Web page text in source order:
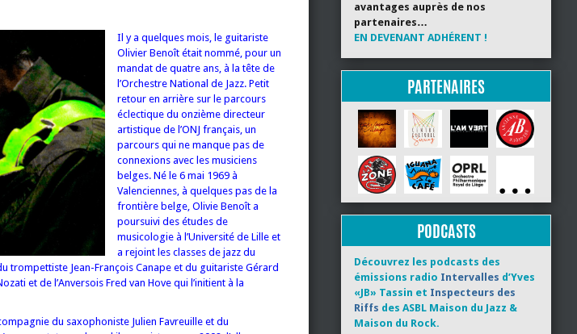
Il y a quelques mois, le guitariste
Olivier Benoît était nommé, pour un
mandat de quatre ans, à la tête de
l’Orchestre National de Jazz. Petit
retour en arrière sur le parcours
éclectique du onzième directeur
artistique de l’ONJ français, un
parcours qui ne manque pas de
connexions avec les musiciens
belges. Né le 6 mai 1969 à
Valenciennes, à quelques pas de la
frontière belge, Olivie Benoît a
poursuivi des études de
musicologie à l’Université de Lille et
a rejoint les classes de jazz du
Jean-François Canape et du guitariste Gérard
et de l’Anversois Fred van Hove qui l’initient à la
du saxophoniste Julien Favreuille et du
avantages auprès de nos
partenaires…
EN DEVENANT ADHÉRENT !
PARTENAIRES
PODCASTS
Découvrez les podcasts des
émissions radio Intervalles d’Yves
«JB» Tassin et Inspecteurs des
Riffs des ASBL Maison du Jazz &
Maison du Rock.